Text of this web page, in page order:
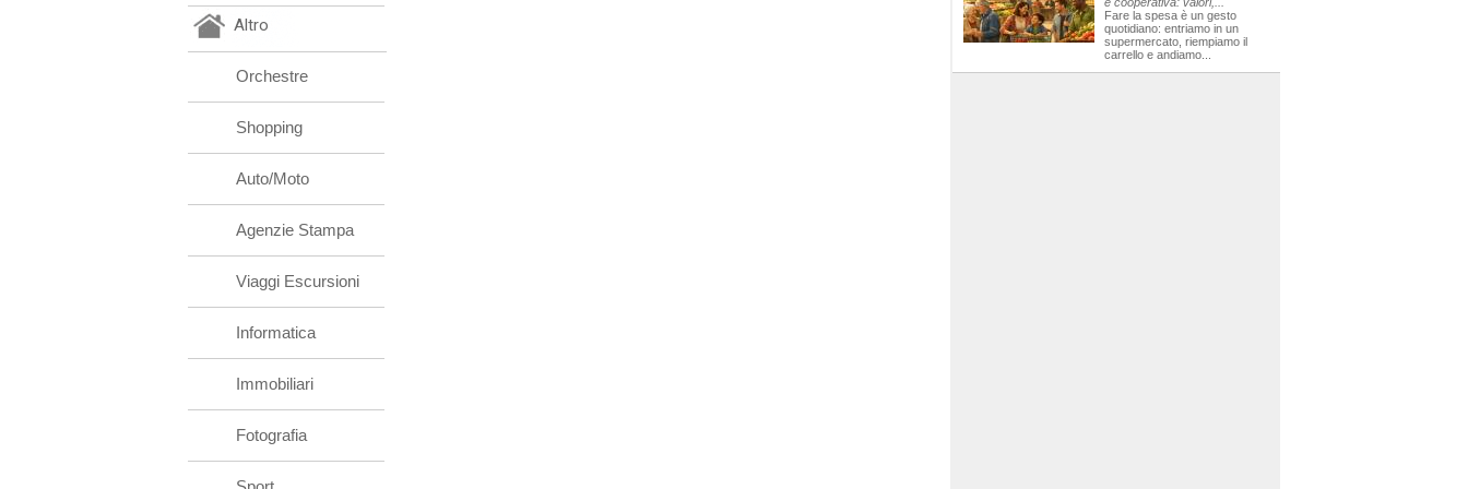
Altro
Orchestre
Shopping
Auto/Moto
Agenzie Stampa
Viaggi Escursioni
Informatica
Immobiliari
Fotografia
Fare la spesa è un gesto
quotidiano: entriamo in un
supermercato, riempiamo il
carrello e andiamo...